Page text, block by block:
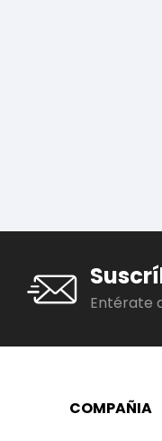
Entérate
COMPAÑIA